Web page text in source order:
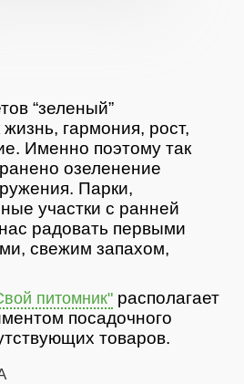
“зеленый”
жизнь, гармония, рост,
Именно поэтому так
озеленение
Парки,
участки с ранней
радовать первыми
свежим запахом,
питомник" располагает
посадочного
товаров.